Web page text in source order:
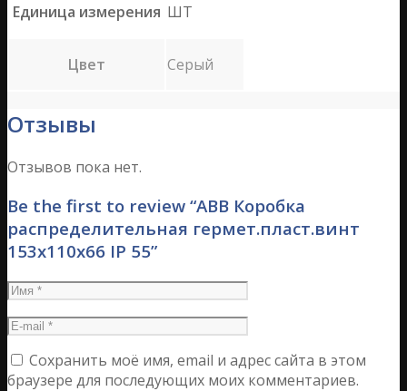
Единица измерения ШТ
Цвет Серый
Отзывы
Отзывов пока нет.
Be the first to review “ABB Коробка
распределительная гермет.пласт.винт
153х110х66 IP 55”
Сохранить моё имя, email и адрес сайта в этом
браузере для последующих моих комментариев.